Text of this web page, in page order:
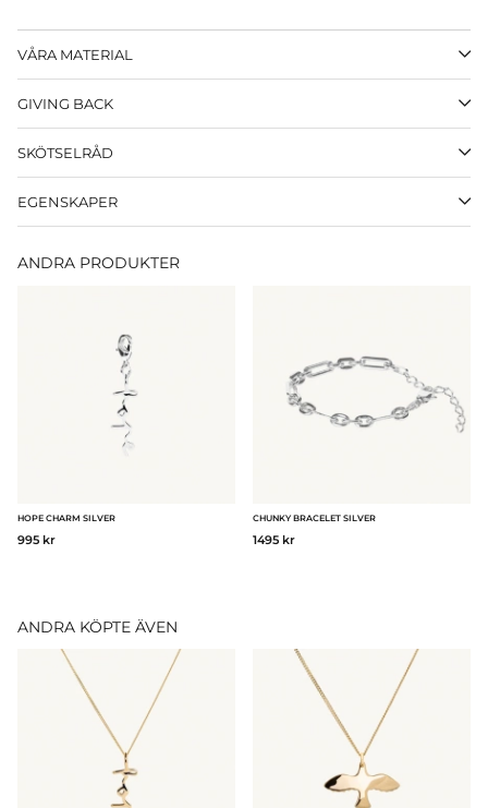
VÅRA MATERIAL
GIVING BACK
SKÖTSELRÅD
EGENSKAPER
ANDRA PRODUKTER
HOPE CHARM SILVER
995 kr
CHUNKY BRACELET SILVER
1495 kr
ANDRA KÖPTE ÄVEN